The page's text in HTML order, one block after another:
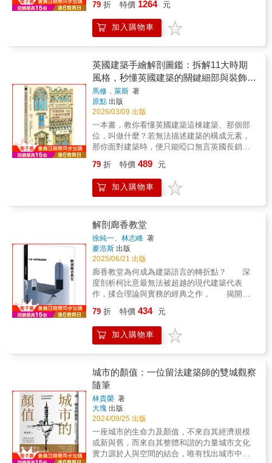
歐需要沉澱思索才能感動；北歐需要知性用
跨界編輯人▌來自北歐森林的召喚，與心靈夢土
的連結謝宗哲於2009年夏天，因一個計畫不經
意觸碰內心柔軟之處，於是展開一段至今尚未
止息、對北歐各國的狂戀。2006深夜，來自電
視節目「世界遺產——瑞典斯德哥爾摩森之墓
地」中的一句話：世界遺產，那是無可取代的
地球記憶。震懾著彼時正埋首於博士論文寫作
的他。那深邃而遙遠的北方森林景象，特別是
位於北歐的世界遺產——「森之墓地」，讓他
對與日本有著相近設計風格與感受性的北歐大
地，有了深刻的憧憬與嚮往。洗滌了當時無比
騷亂的情緒，提醒著這個世界仍然寬廣、仍然
產」，「電影、家具／建築、小說及音樂」的
觸媒，分別驅策著他，啟動與這塊心靈夢土的
連結。◎電影《海鷗食堂》VS 芬蘭：以芬蘭赫
建立人與人之間的關係以及文化交流的真切姿
態。◎家具Y-Chair VS 丹麥：和丹麥的連結，
是在日本東京留學期間為了替台灣清水混凝土
建築大師毛森江先生購買Y–Chair，因而接觸到
丹麥設計師家具，並且因緣際會地有了協助毛
先生創立Mori Casa這段插曲。◎建築團體BIG
VS 丹麥：看見當代國際新銳BIG設計的「8字
型集合住宅」中那份久違的震撼，關鍵性推了
一把，促使決定前往哥本哈根。◎村上村樹
上春樹2015年出版的旅行文集《你說，寮國到
底有什麼？》中，冰島篇章提到的藍湖溫泉，
而心生嚮往。◎村上村樹《挪威森林》VS 挪
森林」，再加上得知最喜愛的法國女星蘇菲‧瑪
索主演的電影《心動的感覺》的主題曲〈You
Call It Love〉這首歌，是由挪威女歌手卡洛琳
演唱，於是決定2018年前進挪威。▌芬蘭、挪
威、瑞典、丹麥、冰島，北歐5大城市的建築療
癒紀行將這一切稱之為北歐的召喚，不是挺帥
的嗎？隨著踏足北歐，驅動了對北歐甚至是歐
陸建築一系列延伸閱讀式的考察，除了深刻理
地。★本書特色★1.收錄逾150幅展覽等級之建
築設計圖，由國立臺灣博物館授權、首度印刷
出版，貫徹「建築由圖而始，以圖說史」。2.
讀躍動於建築圖面的音符。3.透過導讀、專
文、講座紀錄等多重視角，連結跨世代之建築
專業閱讀，引領讀者賞析、理解經典建築之前
世今生。那是沒有電腦的年代。臺灣戰後五
〇、六〇年代的建築設計師，若要將腦海中的
想像付諸實現，必須一筆一筆地將線條手繪在
圖紙上，各種數據也需要一層一層地以人工計
算，沒有軟體程式可以代勞。然而，其中的直
線、圓弧、矩形、乃至各種不規則形狀之精密
準確，令人難以想像那是在沒有電腦輔助的狀
泛黃起皺、筆跡卻力透紙背的圖紙，都是手工
時代的匠藝展現；細細觀察，更是各種理想的
推敲，以及與現實的角力拉扯，因為建築終究
師，有結構、機電、營造廠，以及對於將來的
最後使用者的種種設想，這些皆攸關建築生命
的長存。這些建築作品或從中妥協，或繼續堅
持，都在圖面上留下一道道踏實、周全思慮過
的痕跡。因此，當年的建築設計圖紙，充滿著
建築師與經手匠人們充滿溫度的手跡，更多了
一份如今建築界所輕忽與缺乏的嚴謹與細膩。
足臺灣戰後建築界的名家之手，如王大閎、王
秋華、呂阿玉、李重耀、陳仁和、張肇康等，
更有國際知名的建築師參與其中，如丹下健
三、達興登、戈特弗里德．波姆、普西沃．古
存珍貴的影像資料輪廓，但共同點是，皆保留
數量豐富、圖面完整、堪稱展覽級的建築設計
圖紙，令我們得以一窺建築師當年的設計初
心，期望從過去的揭示中，發現未來改變的可
能。
79 折 特價 1264 元
加入購物車
英國建築手繪解剖圖鑑：拆解11大時期
風格，秒懂英國建築的關鍵細部與裝飾語
法
馬修．萊斯 著
原點 出版
2026/03/09 出版
一本書，教你看懂英國建築這棟建築、那個部
位，叫做什麼？若無法描述建築的構成元素，
那你面對建築時，便只能啞口無言英國長銷建
家數百張手繪圖 × 時代風格解析 × 部件逐一圖
解極簡描繪，一眼掌握關鍵特徵從中世紀到現
代11大歷史時期 × 77個值得造訪的建築
「說建築」作者馬修．萊斯是英國知名插畫家
與建築愛好者。他以獨特的「語言學習」框
架，將建築知識拆解為「文法」與「詞彙」──
就像學外語，先掌握句型，再擴充字彙。「文
法」篇從最基礎講起：立面、平面、樓層、開
間是什麼？古典建築五種柱式各有什麼特徵？
這些看似艱澀的術語，在萊斯筆下變得親切易
懂。「詞彙」篇依時代順序，帶你認識從中世
紀到現代的建築元素：如諾曼式的圓拱與犬牙
三角楣與簷口……每個部件都有手繪插圖對
照，過目難忘。讀完這本書，你將能自信說
出：「這是一座三層樓七開間的喬治式建築，
建築，還讓你從此擁有進階的「說建築」能
力。這本書會教你說出建築部位的正確名稱，
讓你無論置身在任何建築物裡，都能產生真實
的熟悉感。▌圖解、拉線、標示名稱，拆解11大
時期經典建築部件，看懂英國建築眉角面對心
動的建築部件，說得出口，深刻入腦，從此揮
別「柱子上那個捲捲的東西」的無力感！․柱式
與柱子──多立克式、托斯坎式、愛奧尼亞式、
79 折 特價 489 元
加入購物車
解剖廊香教堂
徐純一、林志峰 著
麥浩斯 出版
2025/06/21 出版
廊香教堂為何成為建築語言的轉折點？ 深
度剖析柯比意最無法被超越的現代建築代表
作，揉合理論與實務的經典之作， 揭開廊
面貌。 本書聚焦於現代建築史中最具神祕色彩
且無法被超越的代表作──柯比意（Le
Corbusier）所設計的廊香教堂（Notre-Dame-
象徵意義。作者從教堂在地理與歷史脈絡中的
生成開始，逐步揭示其在功能使用、形式語
彙、儀式需求與信仰象徵之間的層層矛盾與辯
證。以「前言」為出發，梳理從高第（Antoni
Gaudí）到柯比意之間的建築思想演變，並深入
探討建築師如何藉由一系列空間元素（如牆、
窗、柱、屋頂）構築出一座「無法複製」的教
堂。接著，書中細緻分析「平面配型＋外教
堂」的配置策略，從座位區、聖壇、告解室、
79 折 特價 434 元
加入購物車
城市的顏值：一位留法建築師的雙城觀察
隨筆
林貴榮 著
大塊 出版
2024/09/25 出版
一座城市的生命力及顏值，不來自其經濟規模
或新與舊，而來自其整體和諧的力量城市文化
實力源於人與空間的結合，唯有找出城市中的